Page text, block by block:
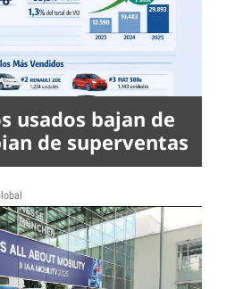
usados bajan de
de superventas